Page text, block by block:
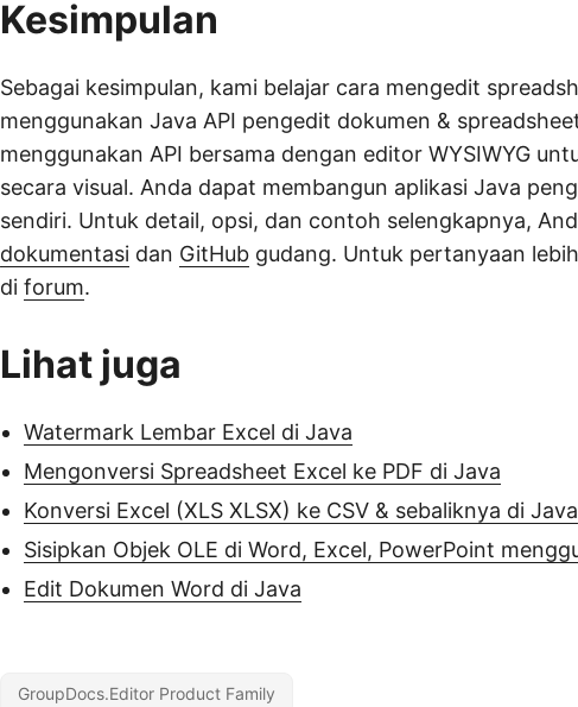
Kesimpulan
Sebagai kesimpulan, kami belajar cara mengedit
menggunakan Java API pengedit dokumen &
menggunakan API bersama dengan editor WYSIWYG
secara visual. Anda dapat membangun aplikasi Java
sendiri. Untuk detail, opsi, dan contoh selengkapnya,
dokumentasi dan GitHub gudang. Untuk pertanyaan
di forum.
Lihat juga
Watermark Lembar Excel di Java
Mengonversi Spreadsheet Excel ke PDF di Java
Konversi Excel (XLS XLSX) ke CSV & sebaliknya di Java
Sisipkan Objek OLE di Word, Excel, PowerPoint
Edit Dokumen Word di Java
GroupDocs.Editor Product Family